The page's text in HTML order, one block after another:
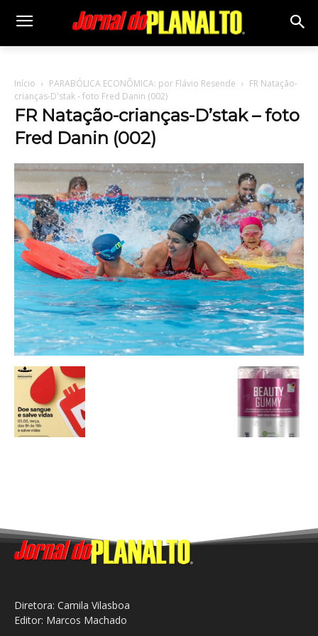
Início PARABÓLICA ECONÔMICA: por Flávio Resende
FR Natação-
crianças-D'stak - foto Fred Danin (002)
FR Natação-crianças-D’stak – foto
Fred Danin (002)
Diretora: Camila Vilasboa
Editor: Marcos Machado